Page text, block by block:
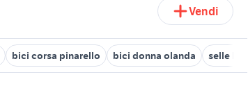
Vendi
bici corsa pinarello bici donna olanda selle bici